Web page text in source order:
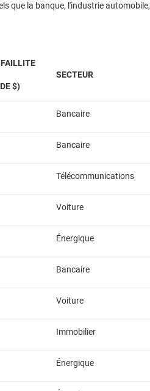
que la banque, l'industrie automobile,
FAILLITE
$)
SECTEUR
Bancaire
Bancaire
Télécommunications
Voiture
Énergique
Bancaire
Voiture
Immobilier
Énergique